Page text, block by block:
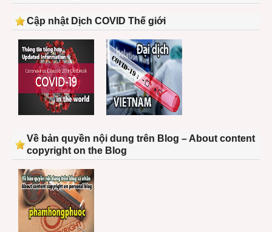
Cập nhật Dịch COVID Thế giới
Về bản quyền nội dung trên Blog – About content
copyright on the Blog